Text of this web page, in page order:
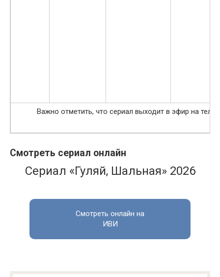
Важно отметить, что сериал выходит в эфир на
Смотреть сериал онлайн
Сериал «Гуляй, Шальная» 2026
Смотреть онлайн на
ИВИ